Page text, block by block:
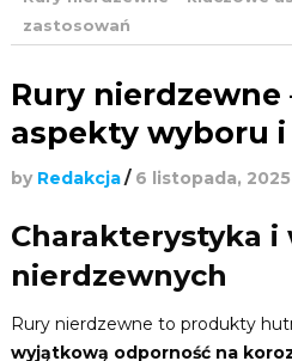
zastosowań
Rury nierdzewne
aspekty wyboru
by Redakcja/ 6 listopada, 2025
Charakterystyka i
nierdzewnych
Rury nierdzewne to produkty
wyjątkową odporność na